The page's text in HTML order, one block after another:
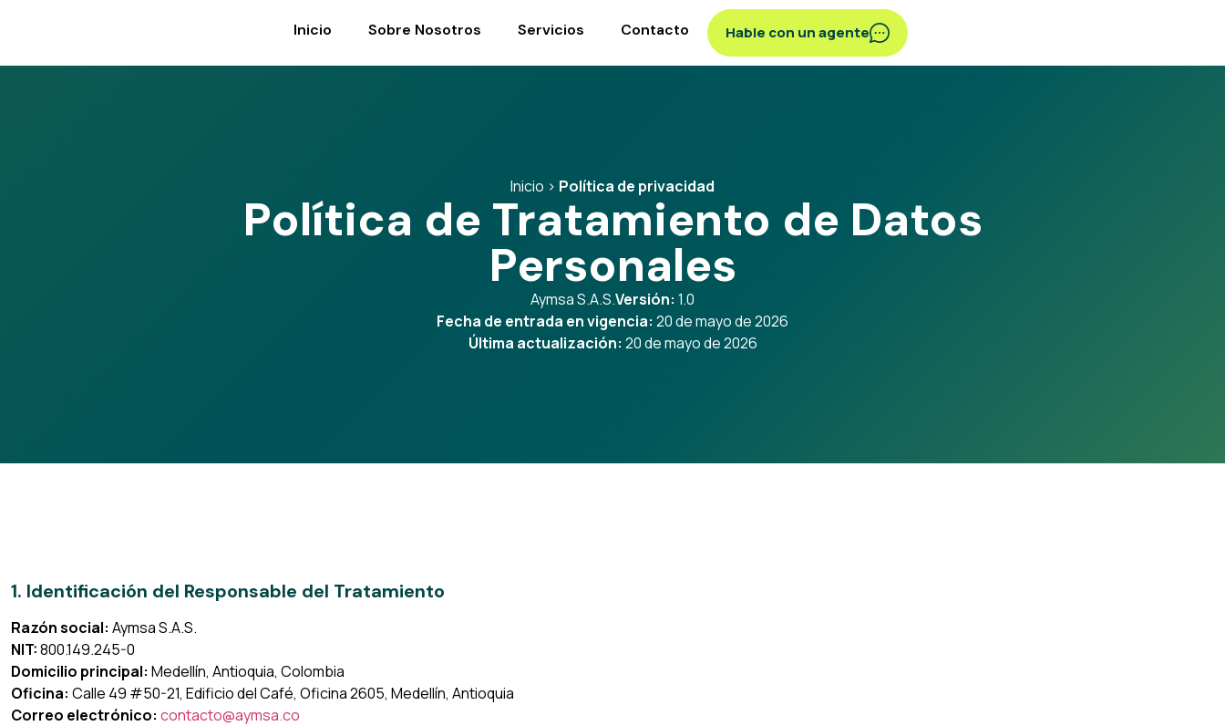
Inicio Sobre Nosotros Servicios Contacto Hable con un agente
Inicio > Política de privacidad
Política de Tratamiento de Datos
Personales
Aymsa S.A.S.Versión: 1.0
Fecha de entrada en vigencia: 20 de mayo de 2026
Última actualización: 20 de mayo de 2026
1. Identificación del Responsable del Tratamiento
Razón social: Aymsa S.A.S.
NIT:800.149.245-0
Domicilio principal: Medellín, Antioquia, Colombia
Oficina: Calle 49 #50-21, Edificio del Café, Oficina 2605, Medellín, Antioquia
Correo electrónico: contacto@aymsa.co